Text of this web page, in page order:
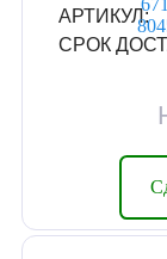
671
АРТИКУЛ:
СРОК